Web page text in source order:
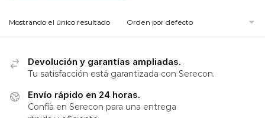
Mostrando el único resultado
Devolución y garantías ampliadas.
Tu satisfacción está garantizada con Serecon.
Envío rápido en 24 horas.
Confía en Serecon para una entrega